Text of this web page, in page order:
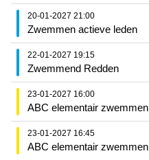
20-01-2027 21:00
Zwemmen actieve leden
22-01-2027 19:15
Zwemmend Redden
23-01-2027 16:00
ABC elementair zwemmen
23-01-2027 16:45
ABC elementair zwemmen